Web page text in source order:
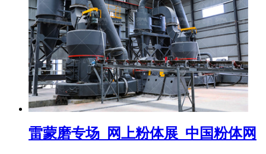
雷蒙磨专场_网上粉体展_中国粉体网